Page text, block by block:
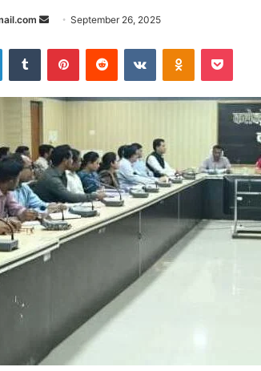
Send
email
September 26, 2025
LinkedInTumblr PinterestReddit VKontakteOdnoklassniki
Pocket